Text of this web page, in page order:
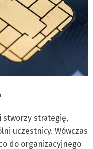
stworzy strategię,
uczestnicy. Wówczas
do organizacyjnego